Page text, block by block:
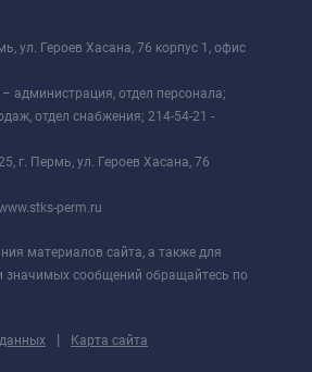
ул. Героев Хасана, 76 корпус 1, офис
администрация, отдел персонала;
отдел снабжения; 214-54-21 -
г. Пермь, ул. Героев Хасана, 76
perm.ru
материалов сайта, а также для
значимых сообщений обращайтесь по
| Карта сайта